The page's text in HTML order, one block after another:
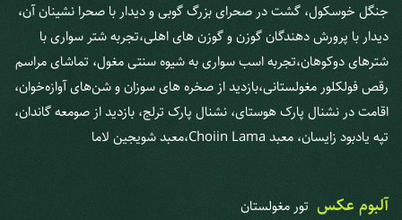
جنگل خوسکول، گشت در صحرای بزرگ گوبی و دیدار با صحرا نشینان آن،
دیدار با پرورش دهندگان گوزن و گوزن های اهلی،تجربه شتر سواری با
شترهای دوکوهان،تجربه اسب سواری به شیوه سنتی مغول، تماشایمراسم
رقص فولکلور مغولستانی،بازدید از صخره های سوزان و شن‌های آوازه‌خوان،
اقامت در نشنال پارک هوستای، نشنال پارک ترلج، بازدید از صومعه گاندان،
تپه یادبود زایسان، معبد Choiin Lama،معبد شویجین لاما
آلبوم عکس تور مغولستان